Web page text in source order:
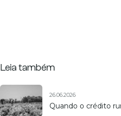
Leia também
26.06.2026
Quando o crédito